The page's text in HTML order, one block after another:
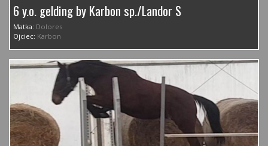
6 y.o. gelding by Karbon sp./Landor S
Matka: Dolores
Ojciec: Karbon